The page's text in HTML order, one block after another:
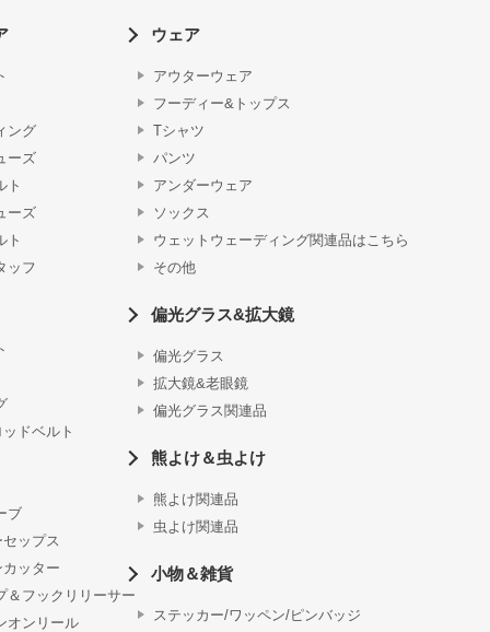
ング
ーズ
ト
ーズ
ト
ッフ
ドベルト
ブ
ップス
ッター
＆フックリリーサー
オンリール
ウェア
アウターウェア
フーディー&トップス
Tシャツ
パンツ
アンダーウェア
ソックス
ウェットウェーディング関連品はこちら
その他
偏光グラス&拡大鏡
偏光グラス
拡大鏡&老眼鏡
偏光グラス関連品
熊よけ＆虫よけ
熊よけ関連品
虫よけ関連品
小物＆雑貨
ステッカー/ワッペン/ピンバッジ